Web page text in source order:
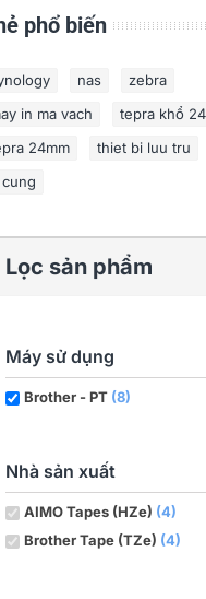
phổ biến
nas
zebra
in ma vach
tepra khổ
24mm
thiet bi luu tru
Lọc sản phẩm
Máy sử dụng
Brother - PT (8)
Nhà sản xuất
AIMO Tapes (HZe) (4)
Brother Tape (TZe) (4)